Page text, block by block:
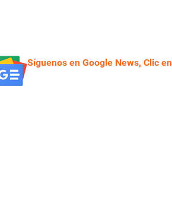
Síguenos en Google News, Clic